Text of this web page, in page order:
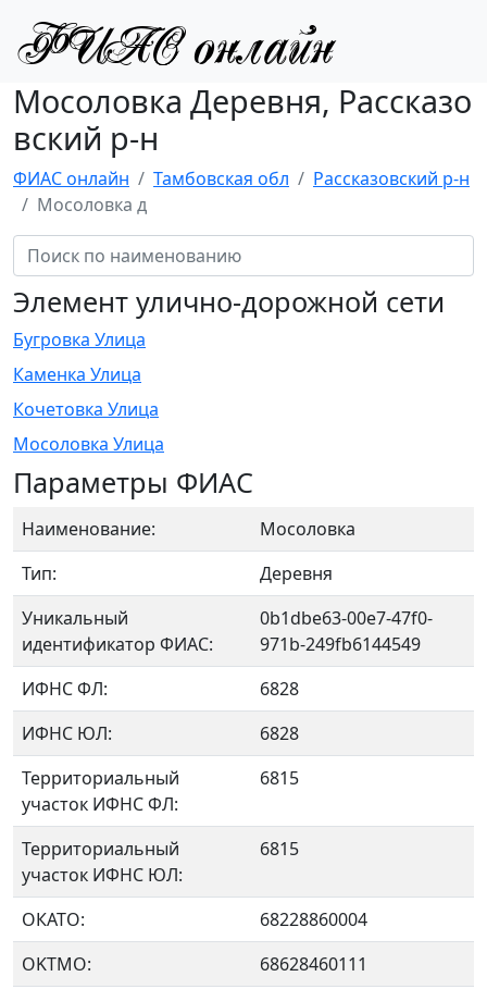
Мосоловка Деревня, Рассказо
вский р-н
ФИАС онлайн Тамбовская обл
Рассказовский р-н
Мосоловка д
Элемент улично-дорожной сети
Бугровка Улица
Каменка Улица
Кочетовка Улица
Мосоловка Улица
Параметры ФИАС
Наименование:
Мосоловка
Тип:
Деревня
Уникальный
идентификатор ФИАС:
0b1dbe63-00e7-47f0-
971b-249fb6144549
ИФНС ФЛ:
6828
ИФНС ЮЛ:
6828
Территориальный
участок ИФНС ФЛ:
6815
Территориальный
участок ИФНС ЮЛ:
6815
ОКАТО:
68228860004
OKTMO:
68628460111